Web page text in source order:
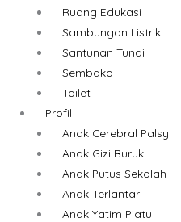
Ruang Edukasi
Sambungan Listrik
Santunan Tunai
Sembako
Toilet
Profil
Anak Cerebral Palsy
Anak Gizi Buruk
Anak Putus Sekolah
Anak Terlantar
Anak Yatim Piatu